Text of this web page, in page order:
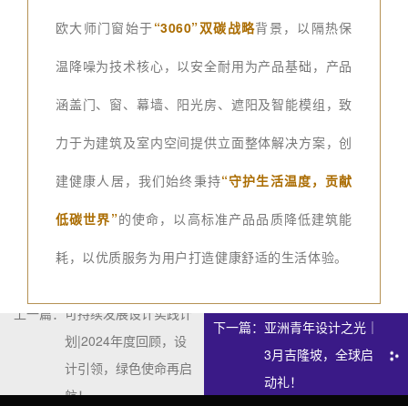
欧大师门窗始于“3060”双碳战略背景，以隔热保
温降噪为技术核心，以安全耐用为产品基础，产品
涵盖门、窗、幕墙、阳光房、遮阳及智能模组，致
力于为建筑及室内空间提供立面整体解决方案，创
建健康人居，我们始终秉持“守护生活温度，贡献
低碳世界”的使命，以高标准产品品质降低建筑能
耗，以优质服务为用户打造健康舒适的生活体验。
上一篇： 可持续发展设计实践计
划|2024年度回顾，设
计引领，绿色使命再启
航！
下一篇： 亚洲青年设计之光｜
3月吉隆坡，全球启
动礼！